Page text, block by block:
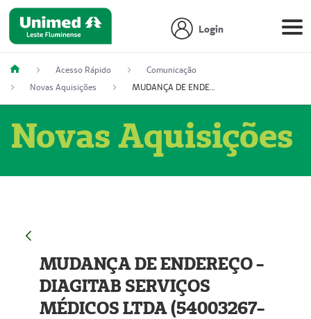
Login
Acesso Rápido
Comunicação
Novas Aquisições
MUDANÇA DE ENDEREÇO - DIAGITAB SERVIÇOS MÉDICOS LTDA (54003267-5)
Novas Aquisições
MUDANÇA DE ENDEREÇO -
DIAGITAB SERVIÇOS
MÉDICOS LTDA (54003267-